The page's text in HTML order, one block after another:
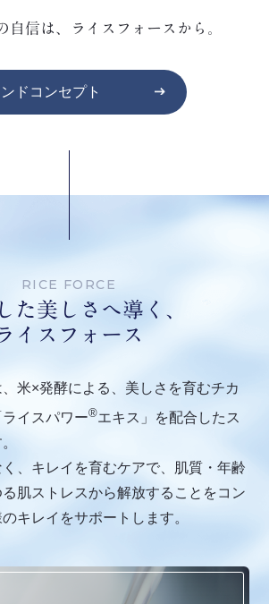
自信は、ライスフォースから。
ドコンセプト
RICE FORCE
た美しさへ導く、
イスフォース
米×発酵による、美しさを育むチカ
イスパワー®︎エキス」を配合したス
、キレイを育むケアで、肌質・年齢
肌ストレスから解放することをコン
キレイをサポートします。